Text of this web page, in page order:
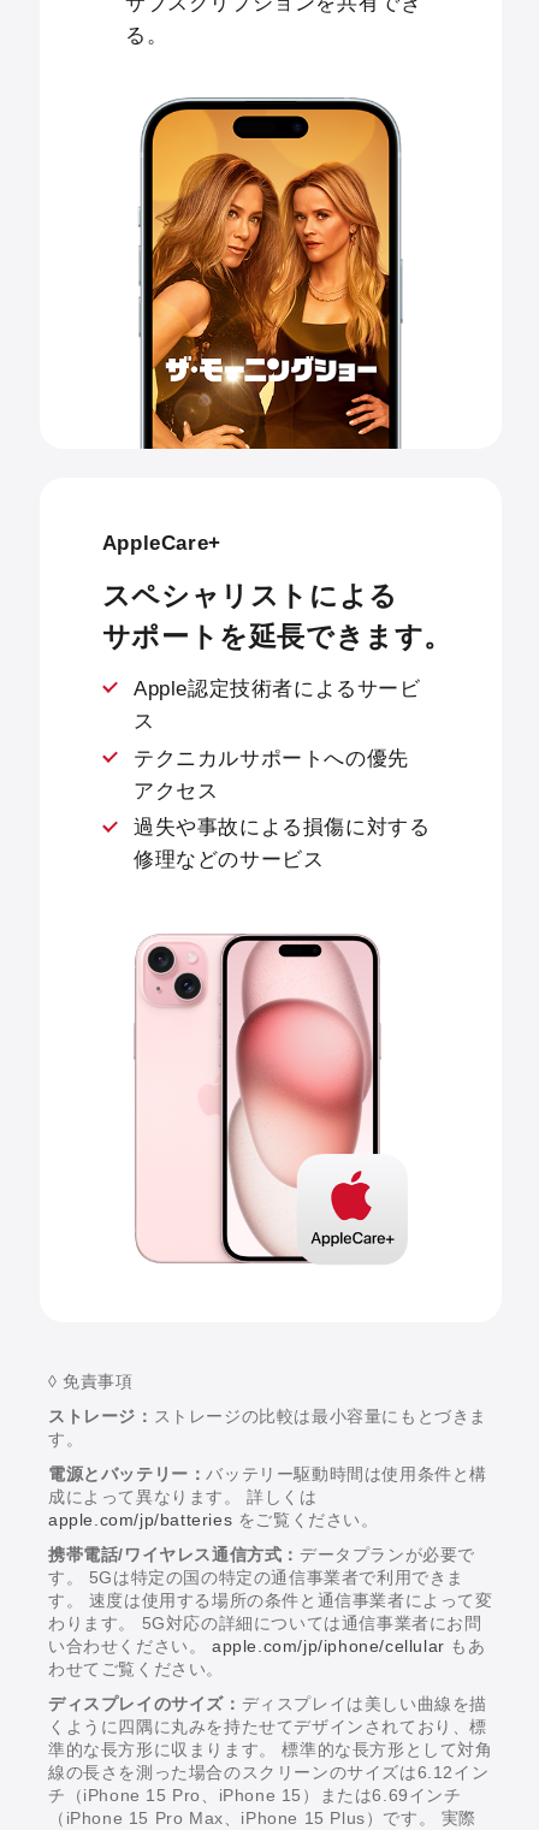
る。
AppleCare+
スペシャリストによる
サポートを延長できます。
Apple認定技術者によるサービ
ス
テクニカルサポートへの優先
アクセス
過失や事故による損傷に対する
修理などのサービス
◊ 免責事項
ストレージ： ストレージの比較は最小容量にもとづきま
す。
電源とバッテリー：バッテリー駆動時間は使用条件と構
成によって異なります。 詳しくは
apple.com/jp/batteries をご覧ください。
携帯電話/ワイヤレス通信方式： データプランが必要で
す。 5Gは特定の国の特定の通信事業者で利用できま
す。 速度は使用する場所の条件と通信事業者によって変
わります。 5G対応の詳細については通信事業者にお問
い合わせください。 apple.com/jp/iphone/cellular もあ
わせてご覧ください。
ディスプレイのサイズ： ディスプレイは美しい曲線を描
くように四隅に丸みを持たせてデザインされており、標
準的な長方形に収まります。 標準的な長方形として対角
線の長さを測った場合のスクリーンのサイズは6.12イン
チ（iPhone 15 Pro、iPhone 15）または6.69インチ
（iPhone 15 Pro Max、iPhone 15 Plus）です。 実際